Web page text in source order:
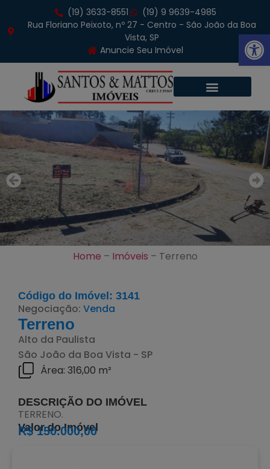
Abrir
(19) 3633-8551
(19) 9 9639-4985
Rua Floriano Peixoto, nº 27 - Centro - São João da Boa
Vista, SP
Anuncie Seu Imóvel
Home – Imóveis – Terreno
Código do Imóvel: 3141
Negociação: Venda
Terreno
Alto da Paulista
São João da Boa Vista - SP
Área: 316,00 m²
DESCRIÇÃO DO IMÓVEL
TERRENO.
Valor do Imóvel
R$ 150.000,00